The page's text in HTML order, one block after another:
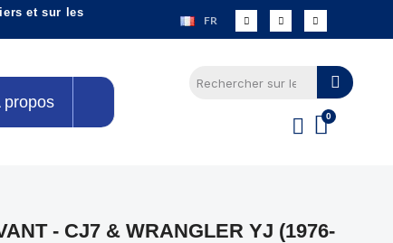
et sur les
FR
propos
- CJ7 & WRANGLER YJ (1976-